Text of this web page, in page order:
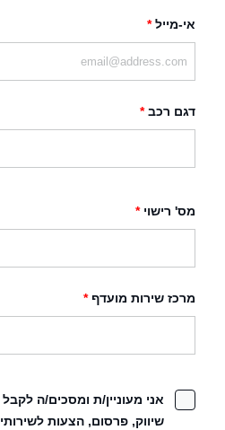
אי-מייל *
דגם רכב *
מס' רישוי *
מרכז שירות מועדף *
אני מעוניין/ת ומסכים/ה
שיווק, פרסום, הצעות